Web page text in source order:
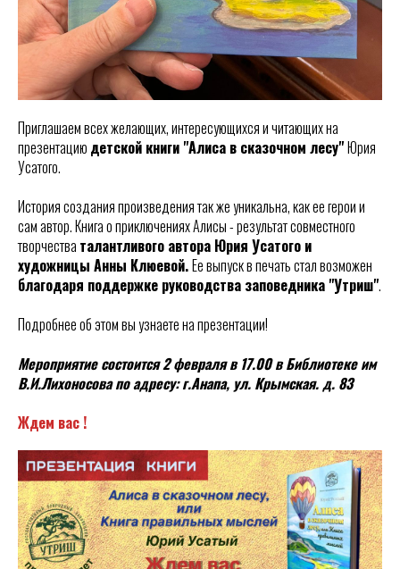
Приглашаем всех желающих, интересующихся и читающих на
презентацию детской книги "Алиса в сказочном лесу"Юрия
Усатого.
История создания произведения так же уникальна, как ее герои и
сам автор. Книга о приключениях Алисы - результат совместного
творчества талантливого автора Юрия Усатого и
художницы Анны Клюевой.Ее выпуск в печать стал возможен
благодаря поддержке руководства заповедника "Утриш".
Подробнее об этом вы узнаете на презентации!
Мероприятие состоится 2 февраля в 17.00 в Библиотеке им
В.И.Лихоносова по адресу: г.Анапа, ул. Крымская. д. 83
Ждем вас !